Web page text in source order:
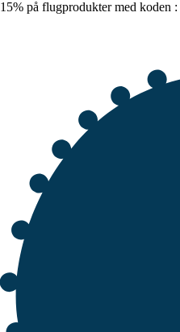
15% på flugprodukter med koden :